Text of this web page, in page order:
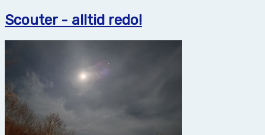
Scouter - alltid redo!